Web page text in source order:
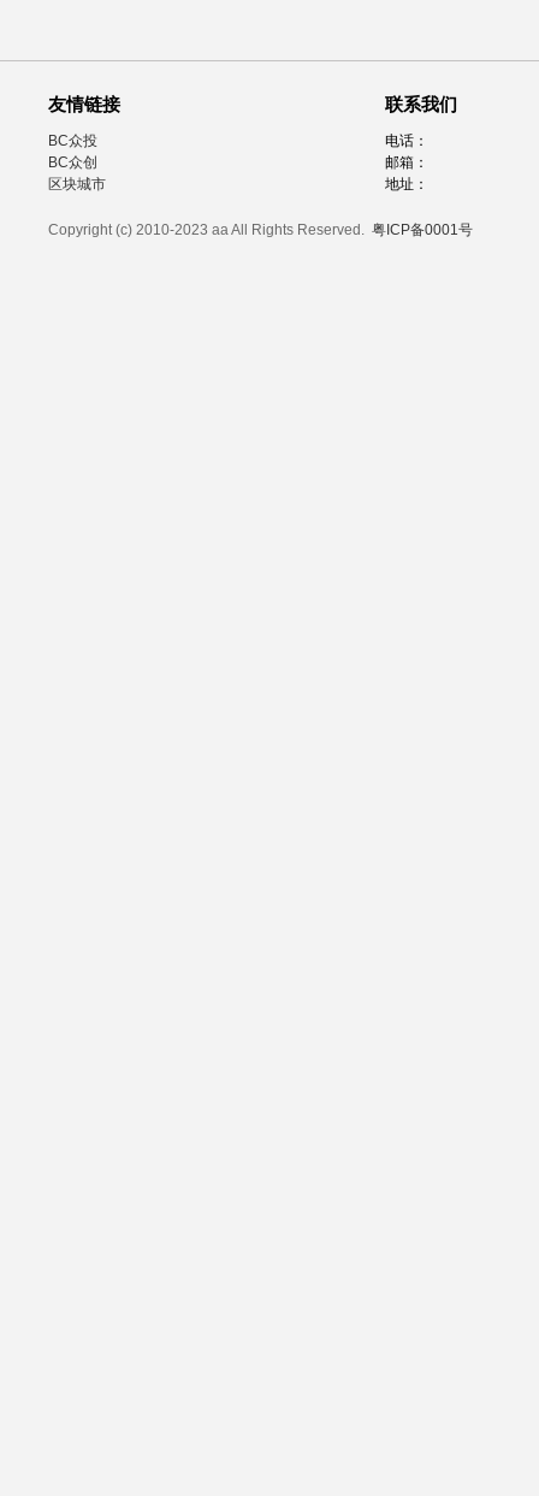
友情链接
BC众投
BC众创
区块城市
联系我们
电话：
邮箱：
地址：
Copyright (c) 2010-2023 aa All Rights Reserved. 粤ICP备0001号